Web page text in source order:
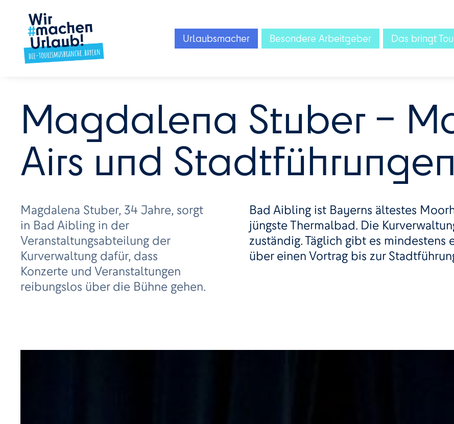
Urlaubsmacher Besondere Arbeitgeber Das bringt
Magdalena Stuber –
Airs und Stadtführungen
Magdalena Stuber, 34 Jahre, sorgt
in Bad Aibling in der
Veranstaltungsabteilung der
Kurverwaltung dafür, dass
Konzerte und Veranstaltungen
reibungslos über die Bühne gehen.
Bad Aibling ist Bayerns ältestes
jüngste Thermalbad. Die
zuständig. Täglich gibt es mindestens
über einen Vortrag bis zur